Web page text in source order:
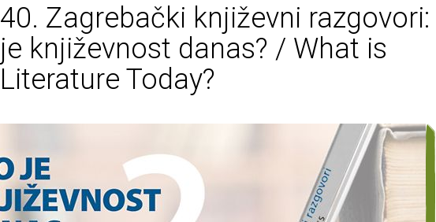
40. Zagrebački književni razgovori:
je književnost danas? / What is
Literature Today?